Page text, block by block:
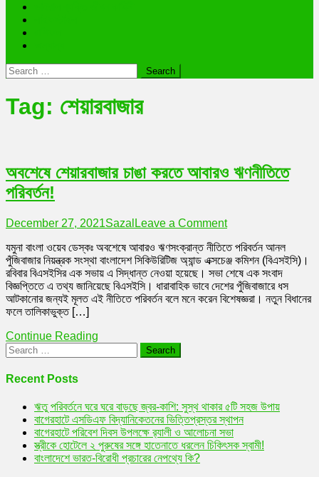
Search
for:
Tag: শেয়ারবাজার
অবশেষে শেয়ারবাজার চাঙা করতে আবারও ঋণনীতিতে
পরিবর্তন!
December 27, 2021Sazal Leave a Commenton
শেয়ারবাজার
চাঙা
করতে
আবারও
ঋণনীতিতে
যমুনা বাংলা ওয়েব ডেস্কঃ অবশেষে আবারও ঋণসংক্রান্ত নীতিতে পরিবর্তন আনল
পুঁজিবাজার নিয়ন্ত্রক সংস্থা বাংলাদেশ সিকিউরিটিজ অ্যান্ড এক্সচেঞ্জ কমিশন (বিএসইসি)।
রবিবার বিএসইসির এক সভায় এ সিদ্ধান্ত নেওয়া হয়েছে। সভা শেষে এক সংবাদ
বিজ্ঞপ্তিতে এ তথ্য জানিয়েছে বিএসইসি। ধারাবাহিক ভাবে দেশের পুঁজিবাজারে ধস
আটকানোর জন্যই মূলত এই নীতিতে পরিবর্তন বলে মনে করেন বিশেষজ্ঞরা। নতুন বিধানের
ফলে তালিকাভুক্ত […]
Continue Reading
Search
for:
Recent Posts
ঋতু পরিবর্তনে ঘরে ঘরে বাড়ছে জ্বর-কাশি: সুস্থ থাকার ৫টি সহজ উপায়
বাগেরহাটে এসডিএফ বিদ্যানিকেতনের ভিত্তিপ্রস্তর স্থাপন
বাগেরহাটে পরিবেশ দিবস উপলক্ষে র‌্যালী ও আলোচনা সভা
স্ত্রীকে হোটেলে ২ পুরুষের সঙ্গে হাতেনাতে ধরলেন চিকিৎসক স্বামী!
বাংলাদেশে ভারত-বিরোধী প্রচারের নেপথ্যে কি?